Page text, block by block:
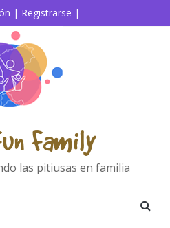
| Registrarse |
Family
las pitiusas en familia